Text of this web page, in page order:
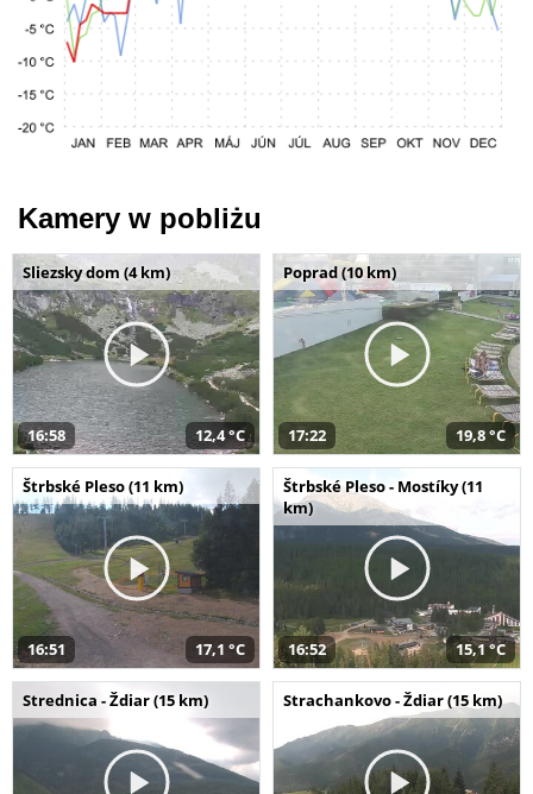
Kamery w pobliżu
Sliezsky dom (4 km)
16:58 12,4 °C
Poprad (10 km)
17:22 19,8 °C
Štrbské Pleso (11 km)
16:51 17,1 °C
Štrbské Pleso - Mostíky (11
km)
16:52 15,1 °C
Strednica - Ždiar (15 km) Strachankovo - Ždiar (15 km)